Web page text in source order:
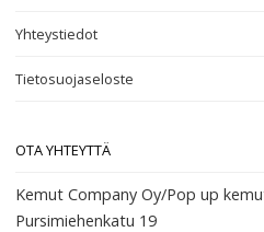
Yhteystiedot
Tietosuojaseloste
OTA YHTEYTTÄ
Kemut Company Oy/Pop up
Pursimiehenkatu 19